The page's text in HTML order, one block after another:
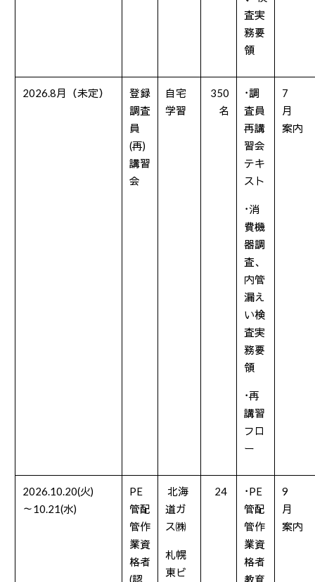
査実
務要
領
2026.8月（未定）
登録
調査
員
(再)
講習
会
自宅
学習
350
名
･調
査員
再講
習会
テキ
スト
･消
費機
器調
査、
内管
漏え
い検
査実
務要
領
･再
講習
フロ
ー
7
月
案内
2026.10.20(火)
～10.21(水)
PE
管配
管作
業資
格者
(認
北海
道ガ
ス㈱
札幌
東ビ
24
･PE
管配
管作
業資
格者
教育
9
月
案内